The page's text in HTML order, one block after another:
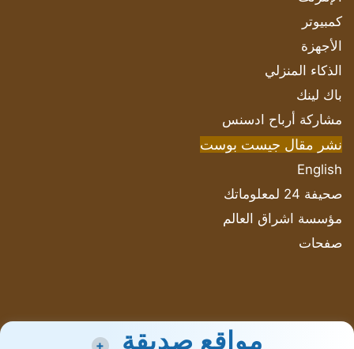
كمبيوتر
الأجهزة
الذكاء المنزلي
باك لينك
مشاركة أرباح ادسنس
نشر مقال جيست بوست
English
صحيفة 24 لمعلوماتك
مؤسسة اشراق العالم
صفحات
مواقع صديقة +